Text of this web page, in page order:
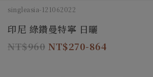
singleasia-121062022
印尼 綠鑽曼特寧 日曬
960
270-864